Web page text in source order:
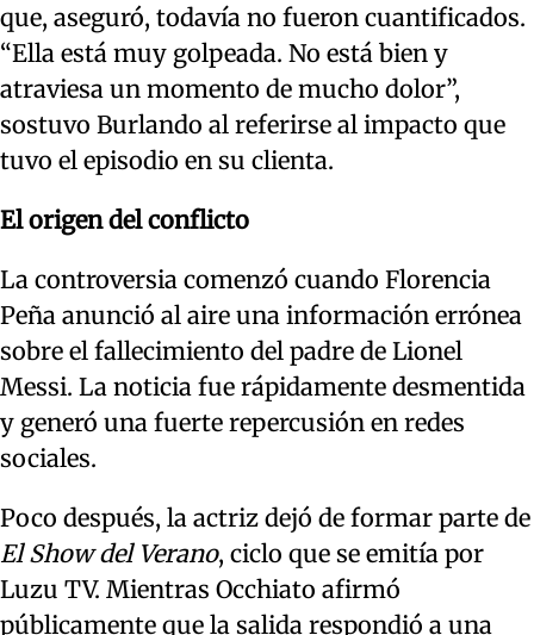
que, aseguró, todavía no fueron cuantificados.
“Ella está muy golpeada. No está bien y
atraviesa un momento de mucho dolor”,
sostuvo Burlando al referirse al impacto que
tuvo el episodio en su clienta.
El origen del conflicto
La controversia comenzó cuando Florencia
Peña anunció al aire una información errónea
sobre el fallecimiento del padre de Lionel
Messi. La noticia fue rápidamente desmentida
y generó una fuerte repercusión en redes
sociales.
Poco después, la actriz dejó de formar parte de
El Show del Verano, ciclo que se emitía por
Luzu TV. Mientras Occhiato afirmó
públicamente que la salida respondió a una